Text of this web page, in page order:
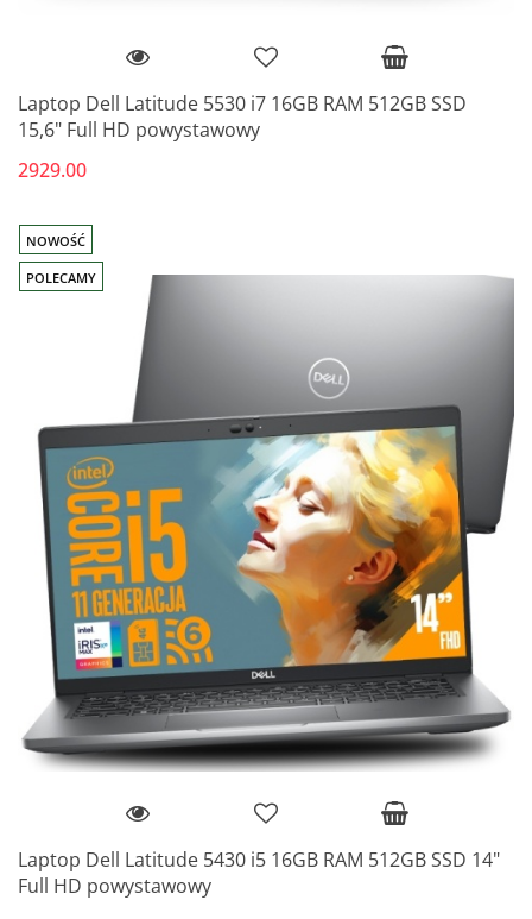
Laptop Dell Latitude 5530 i7 16GB RAM 512GB SSD
15,6" Full HD powystawowy
2929.00
NOWOŚĆ
POLECAMY
Laptop Dell Latitude 5430 i5 16GB RAM 512GB SSD 14"
Full HD powystawowy